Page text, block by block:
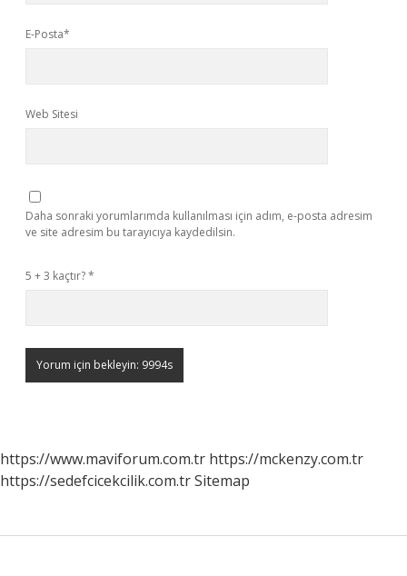
E-Posta*
Web Sitesi
Daha sonraki yorumlarımda kullanılması için adım, e-posta adresim
ve site adresim bu tarayıcıya kaydedilsin.
5 + 3 kaçtır?*
https://www.maviforum.com.tr https://mckenzy.com.tr
https://sedefcicekcilik.com.trSitemap